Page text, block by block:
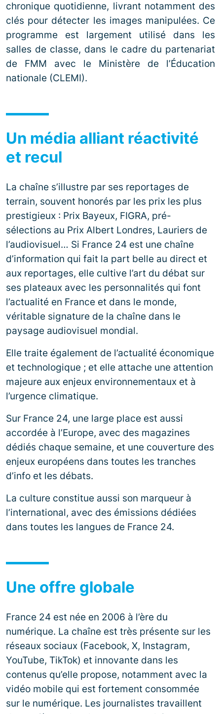
chronique quotidienne, livrant notamment des
clés pour détecter les images manipulées. Ce
programme est largement utilisé dans les
salles de classe, dans le cadre du partenariat
de FMM avec le Ministère de l’Éducation
nationale (CLEMI).
Un média alliant réactivité
et recul
La chaîne s’illustre par ses reportages de
terrain, souvent honorés par les prix les plus
prestigieux : Prix Bayeux, FIGRA, pré-
sélections au Prix Albert Londres, Lauriers de
l’audiovisuel… Si France 24 est une chaîne
d’information qui fait la part belle au direct et
aux reportages, elle cultive l’art du débat sur
ses plateaux avec les personnalités qui font
l’actualité en France et dans le monde,
véritable signature de la chaîne dans le
paysage audiovisuel mondial.
Elle traite également de l’actualité économique
et technologique ; et elle attache une attention
majeure aux enjeux environnementaux et à
l’urgence climatique.
Sur France 24, une large place est aussi
accordée à l’Europe, avec des magazines
dédiés chaque semaine, et une couverture des
enjeux européens dans toutes les tranches
d’info et les débats.
La culture constitue aussi son marqueur à
l’international, avec des émissions dédiées
dans toutes les langues de France 24.
Une offre globale
France 24 est née en 2006 à l’ère du
numérique. La chaîne est très présente sur les
réseaux sociaux (Facebook, X, Instagram,
YouTube, TikTok) et innovante dans les
contenus qu’elle propose, notamment avec la
vidéo mobile qui est fortement consommée
sur le numérique. Les journalistes travaillent